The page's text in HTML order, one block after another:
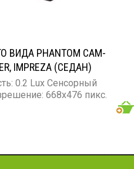
PHANTOM CAM-
IMPREZA (СЕДАН)
0.2 Lux Сенсорный
668x476 пикс.